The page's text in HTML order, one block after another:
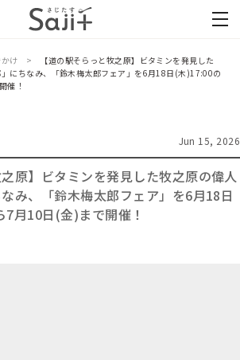
け
【道の駅そらっと牧之原】ビタミンを発見した
にちなみ、「鈴木梅太郎フェア」を6月18日(木)17:00の
催！
Jun 15, 2026
之原】ビタミンを発見した牧之原の偉人
なみ、「鈴木梅太郎フェア」を6月18日
月10日(金)まで開催！